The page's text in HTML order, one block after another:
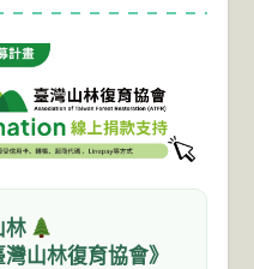
林
山林復育協會》